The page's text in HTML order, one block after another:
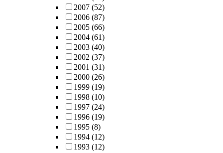
2007 (52)
2006 (87)
2005 (66)
2004 (61)
2003 (40)
2002 (37)
2001 (31)
2000 (26)
1999 (19)
1998 (10)
1997 (24)
1996 (19)
1995 (8)
1994 (12)
1993 (12)